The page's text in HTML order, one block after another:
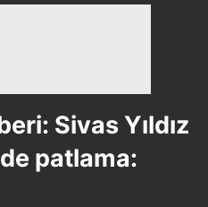
Sivas Yıldız
patlama: